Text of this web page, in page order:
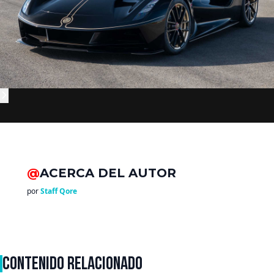
@ACERCA DEL AUTOR
porStaff Qore
CONTENIDO RELACIONADO